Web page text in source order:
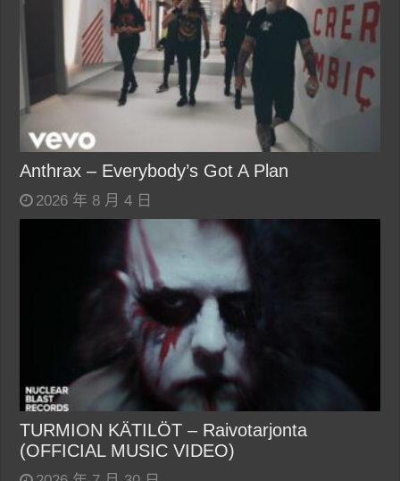
Anthrax – Everybody’s Got A Plan
2026 年 8 月 4 日
TURMION KÄTILÖT – Raivotarjonta
(OFFICIAL MUSIC VIDEO)